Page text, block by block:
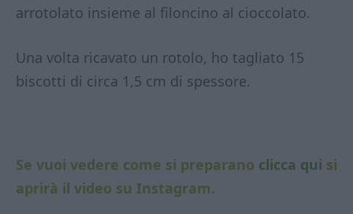
arrotolato insieme al filoncino al cioccolato.
Una volta ricavato un rotolo, ho tagliato 15
biscotti di circa 1,5 cm di spessore.
Se vuoi vedere come si preparano clicca qui si
aprirà il video su Instagram.